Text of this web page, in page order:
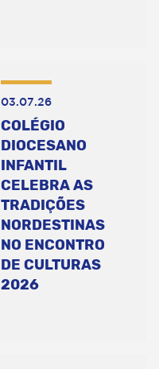
03.07.26
COLÉGIO
DIOCESANO
INFANTIL
CELEBRA AS
TRADIÇÕES
NORDESTINAS
NO ENCONTRO
DE CULTURAS
2026